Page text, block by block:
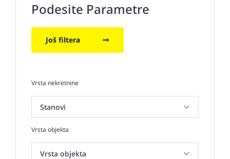
Podesite Parametre
Još filtera
Vrsta nekretnine
Vrsta objekta